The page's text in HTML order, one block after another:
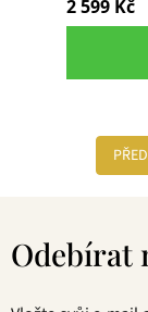
Odebírat